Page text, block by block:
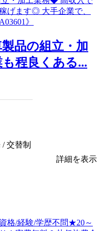
品の組立・加
程良くある...
交替制
詳細を表示